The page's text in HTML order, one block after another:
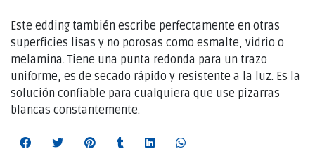
Este edding también escribe perfectamente en otras
superficies lisas y no porosas como esmalte, vidrio o
melamina. Tiene una punta redonda para un trazo
uniforme, es de secado rápido y resistente a la luz. Es la
solución confiable para cualquiera que use pizarras
blancas constantemente.